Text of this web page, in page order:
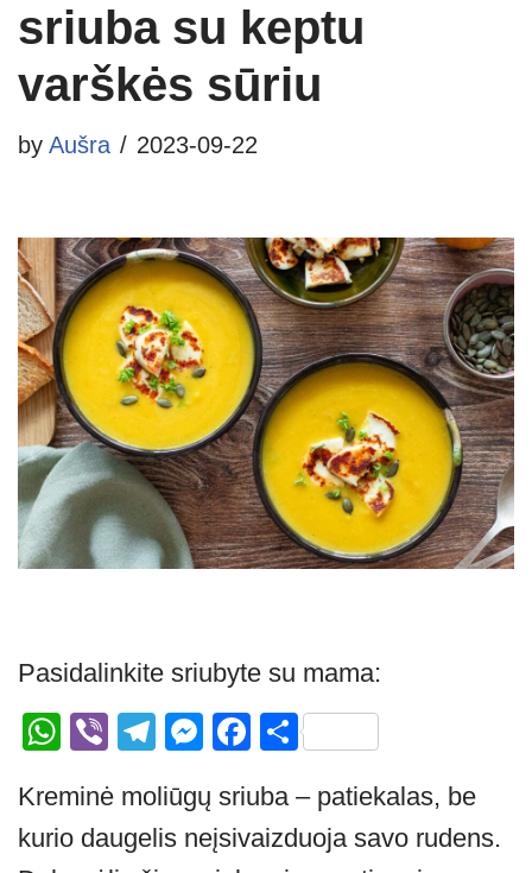
sriuba su keptu
varškės sūriu
by Aušra 2023-09-22
Pasidalinkite sriubyte su mama:
W
at
s
Vi
er
T
e
gr
M
ss
e
F
c
e
S
ar
e
Kreminė moliūgų sriuba – patiekalas, be
kurio daugelis neįsivaizduoja savo rudens.